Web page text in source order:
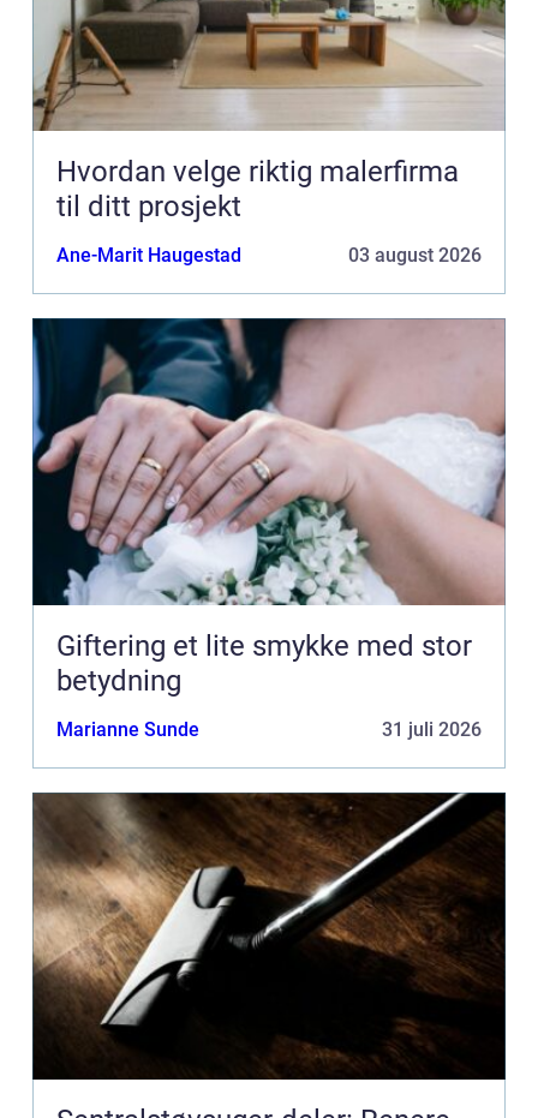
Hvordan velge riktig malerfirma
til ditt prosjekt
Ane-Marit Haugestad 03 august 2026
Giftering et lite smykke med stor
betydning
Marianne Sunde 31 juli 2026